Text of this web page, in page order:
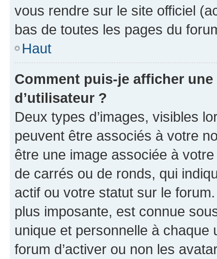
vous rendre sur le site officiel
bas de toutes les pages du
Haut
Comment puis-je afficher
d’utilisateur ?
Deux types d’images, visibles
peuvent être associés à votre
être une image associée à
de carrés ou de ronds, qui
actif ou votre statut sur le
plus imposante, est connue
unique et personnelle à chaque
forum d’activer ou non les